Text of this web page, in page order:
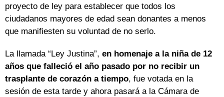
proyecto de ley para establecer que todos los
ciudadanos mayores de edad sean donantes a menos
que manifiesten su voluntad de no serlo.
La llamada “Ley Justina”, en homenaje a la niña de 12
años que falleció el año pasado por no recibir un
trasplante de corazón a tiempo, fue votada en la
sesión de esta tarde y ahora pasará a la Cámara de